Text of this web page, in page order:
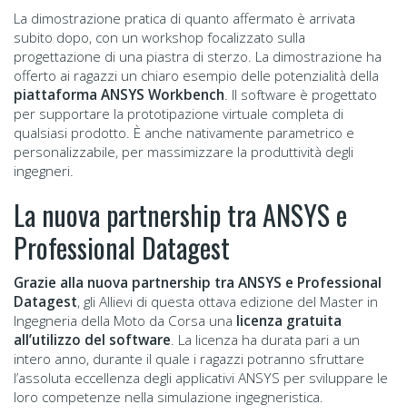
La dimostrazione pratica di quanto affermato è arrivata
subito dopo, con un workshop focalizzato sulla
progettazione di una piastra di sterzo. La dimostrazione ha
offerto ai ragazzi un chiaro esempio delle potenzialità della
piattaforma ANSYS Workbench . Il software è progettato
per supportare la prototipazione virtuale completa di
qualsiasi prodotto. È anche nativamente parametrico e
personalizzabile, per massimizzare la produttività degli
ingegneri.
La nuova partnership tra ANSYS e
Professional Datagest
Grazie alla nuova partnership tra ANSYS e Professional
Datagest, gli Allievi di questa ottava edizione del Master in
Ingegneria della Moto da Corsa una licenza gratuita
all’utilizzo del software . La licenza ha durata pari a un
intero anno, durante il quale i ragazzi potranno sfruttare
l’assoluta eccellenza degli applicativi ANSYS per sviluppare le
loro competenze nella simulazione ingegneristica.